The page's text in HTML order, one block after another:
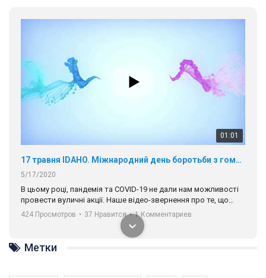
01:01
17 травня IDAHO. Міжнародний день боротьби з гомофобією трансфобією і біфобія.
5/17/2020
В цьому році, пандемія та COVІD-19 не дали нам можливості
провести вуличні акції. Наше відео-звернення про те, що
навіть коли ми у різних містах та не можемо зустрінеться, ми
разом. Ми закликаємо всіх хто поділяє цінності рівності та
солідарності, приєднатися до нас. Регіональні підрозділи
ГАУ є в 16 областях України.
Разом наш голос лунає гучніше!
424 Просмотров • 37 Нравится • 1 Комментариев
Метки